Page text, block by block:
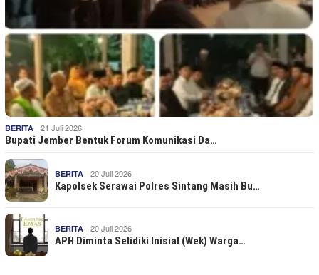
BERITA 21 Juli 2026
Bupati Jember Bentuk Forum Komunikasi Da…
BERITA 20 Juli 2026
Kapolsek Serawai Polres Sintang Masih Bu…
BERITA 20 Juli 2026
APH Diminta Selidiki Inisial (Wek) Warga…